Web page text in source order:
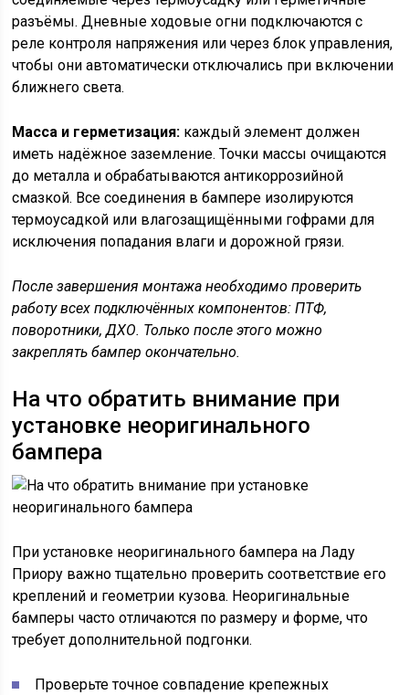
разъёмы. Дневные ходовые огни подключаются с
реле контроля напряжения или через блок управления,
чтобы они автоматически отключались при включении
ближнего света.
Масса и герметизация: каждый элемент должен
иметь надёжное заземление. Точки массы очищаются
до металла и обрабатываются антикоррозийной
смазкой. Все соединения в бампере изолируются
термоусадкой или влагозащищёнными гофрами для
исключения попадания влаги и дорожной грязи.
После завершения монтажа необходимо проверить
работу всех подключённых компонентов: ПТФ,
поворотники, ДХО. Только после этого можно
закреплять бампер окончательно.
На что обратить внимание при
установке неоригинального
бампера
При установке неоригинального бампера на Ладу
Приору важно тщательно проверить соответствие его
креплений и геометрии кузова. Неоригинальные
бамперы часто отличаются по размеру и форме, что
требует дополнительной подгонки.
Проверьте точное совпадение крепежных